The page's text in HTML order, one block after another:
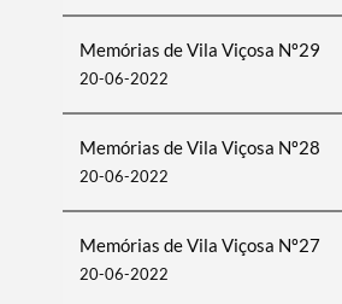
Memórias de Vila Viçosa Nº29
20-06-2022
Memórias de Vila Viçosa Nº28
20-06-2022
Memórias de Vila Viçosa Nº27
20-06-2022